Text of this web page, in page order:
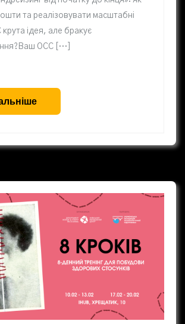
та реалізовувати масштабні
ідея, але бракує
ОСС […]